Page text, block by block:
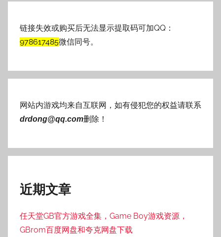
链接失效或购买后无法显示提取码可加QQ：
978617485微信同号。
网站内游戏均来自互联网，如有侵犯您的权益请联系
drdong@qq.com删除！
近期文章
任天堂GB官方游戏全集，Game Boy游戏资源，
GBrom百度网盘和夸克网盘下载